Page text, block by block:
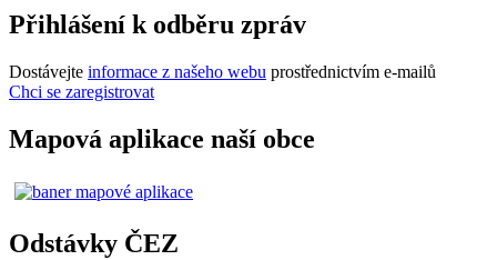
Přihlášení k odběru zpráv
Dostávejte informace z našeho webu prostřednictvím e-mailů
Chci se zaregistrovat
Mapová aplikace naší obce
Odstávky ČEZ